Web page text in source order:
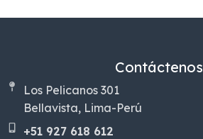
Contáctenos
Los Pelicanos 301
Bellavista, Lima-Perú
+51 927 618 612